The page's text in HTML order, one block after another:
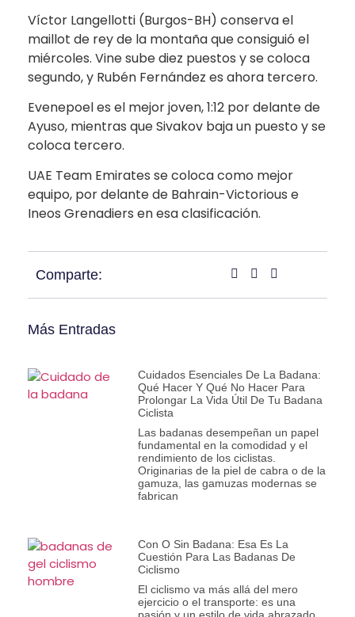
Víctor Langellotti (Burgos-BH) conserva el
maillot de rey de la montaña que consiguió el
miércoles. Vine sube diez puestos y se coloca
segundo, y Rubén Fernández es ahora tercero.
Evenepoel es el mejor joven, 1:12 por delante de
Ayuso, mientras que Sivakov baja un puesto y se
coloca tercero.
UAE Team Emirates se coloca como mejor
equipo, por delante de Bahrain-Victorious e
Ineos Grenadiers en esa clasificación.
Comparte:
Más Entradas
Cuidados Esenciales De La Badana:
Qué Hacer Y Qué No Hacer Para
Prolongar La Vida Útil De Tu Badana
Ciclista
Las badanas desempeñan un papel
fundamental en la comodidad y el
rendimiento de los ciclistas.
Originarias de la piel de cabra o de la
gamuza, las gamuzas modernas se
fabrican
Con O Sin Badana: Esa Es La
Cuestión Para Las Badanas De
Ciclismo
El ciclismo va más allá del mero
ejercicio o el transporte: es una
pasión y un estilo de vida abrazado